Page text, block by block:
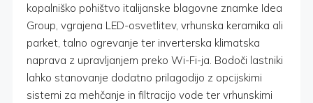
kopalniško pohištvo italijanske blagovne znamke Idea
Group, vgrajena LED-osvetlitev, vrhunska keramika ali
parket, talno ogrevanje ter inverterska klimatska
naprava z upravljanjem preko Wi-Fi-ja. Bodoči lastniki
lahko stanovanje dodatno prilagodijo z opcijskimi
sistemi za mehčanje in filtracijo vode ter vrhunskimi